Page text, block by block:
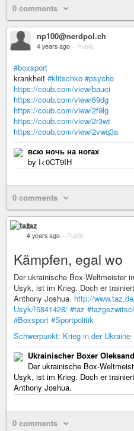
0 comments
np100@nerdpol.ch
4 years ago – Public
#boxsport
krankheit #klitschko #psycho
https://coub.com/view/bauci
https://coub.com/view/69dg
https://coub.com/view/2f9lg
https://coub.com/view/2r3wt
https://coub.com/view/2vwq3a
всю ночь на ногах
by I<0CT9IH
0 comments
taz
4 years ago – Public
Kämpfen, egal wo
Der ukrainische Box-Weltmeister
Usyk, ist im Krieg. Doch er
Anthony Joshua. http://
Usyk/!5841428/ #taz
#Boxsport #Sportpolitik
Schwerpunkt: Krieg in der Ukraine
Ukrainischer Boxer
Der ukrainische Box-
Usyk, ist im Krieg. Doch er
Anthony Joshua.
0 comments